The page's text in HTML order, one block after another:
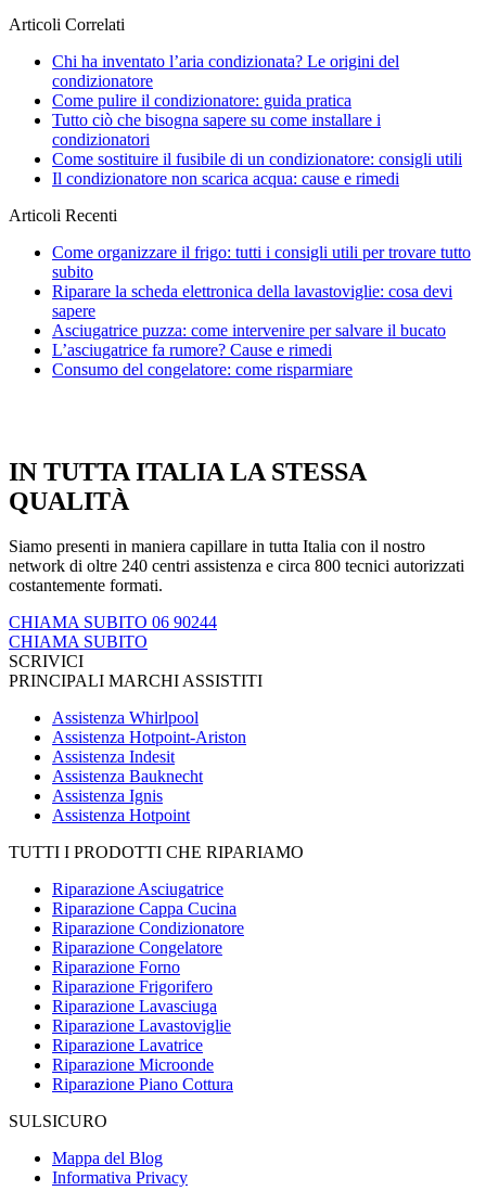
Articoli Correlati
Chi ha inventato l’aria condizionata? Le origini del
condizionatore
Come pulire il condizionatore: guida pratica
Tutto ciò che bisogna sapere su come installare i
condizionatori
Come sostituire il fusibile di un condizionatore: consigli utili
Il condizionatore non scarica acqua: cause e rimedi
Articoli Recenti
Come organizzare il frigo: tutti i consigli utili per trovare tutto
subito
Riparare la scheda elettronica della lavastoviglie: cosa devi
sapere
Asciugatrice puzza: come intervenire per salvare il bucato
L’asciugatrice fa rumore? Cause e rimedi
Consumo del congelatore: come risparmiare
IN TUTTA ITALIA LA STESSA
QUALITÀ
Siamo presenti in maniera capillare in tutta Italia con il nostro
network di oltre 240 centri assistenza e circa 800 tecnici autorizzati
costantemente formati.
CHIAMA SUBITO 06 90244
CHIAMA SUBITO
SCRIVICI
PRINCIPALI MARCHI ASSISTITI
Assistenza Whirlpool
Assistenza Hotpoint-Ariston
Assistenza Indesit
Assistenza Bauknecht
Assistenza Ignis
Assistenza Hotpoint
TUTTI I PRODOTTI CHE RIPARIAMO
Riparazione Asciugatrice
Riparazione Cappa Cucina
Riparazione Condizionatore
Riparazione Congelatore
Riparazione Forno
Riparazione Frigorifero
Riparazione Lavasciuga
Riparazione Lavastoviglie
Riparazione Lavatrice
Riparazione Microonde
Riparazione Piano Cottura
SULSICURO
Mappa del Blog
Informativa Privacy